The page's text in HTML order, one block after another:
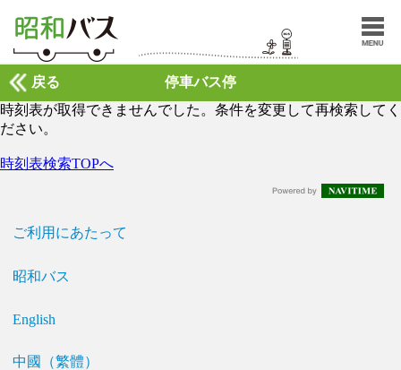
停車バス停
戻る
時刻表が取得できませんでした。条件を変更して再検索してく
ださい。
時刻表検索TOPへ
ご利用にあたって
昭和バス
English
中國（繁體）